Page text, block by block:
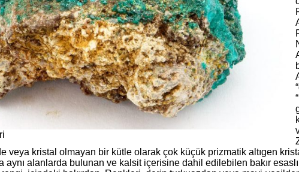
veya kristal olmayan bir kütle olarak çok küçük prizmatik altıgen
aynı alanlarda bulunan ve kalsit içerisine dahil edilebilen bakır esaslı